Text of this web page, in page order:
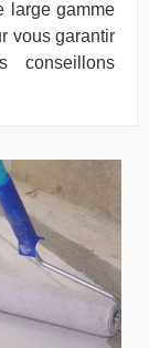
large gamme
vous garantir
conseillons